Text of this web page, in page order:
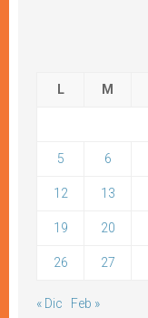
L M
5 6
12 13
19 20
26 27
« Dic Feb »